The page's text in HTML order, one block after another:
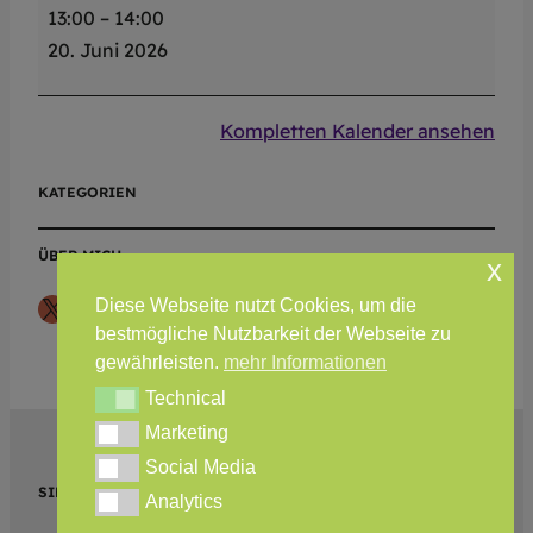
5
–
C
h
13:00 – 14:00
20. Juni 2026
Kompletten Kalender ansehen
KATEGORIEN
ÜBER MICH
X Teilen-Icon
SIEHE AUCH …
Diese Webseite nutzt Cookies, um die
bestmögliche Nutzbarkeit der Webseite zu
gewährleisten. mehr Informationen
TechnicalTechnical
MarketingMarketing
Social Media
Social Media
AnalyticsAnalytics
x